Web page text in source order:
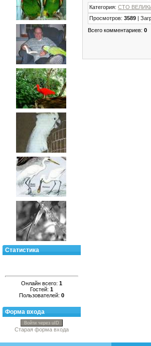
Статистика
Онлайн всего: 1
Гостей: 1
Пользователей: 0
Форма входа
Войти через uID
Старая форма входа
Категория: СТО
Просмотров: 3589 |
Всего комментариев: 0